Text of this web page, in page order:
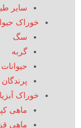
سایر
خوراک
سگ
گربه
پرندگان
خوراک
ماهی
ماهی